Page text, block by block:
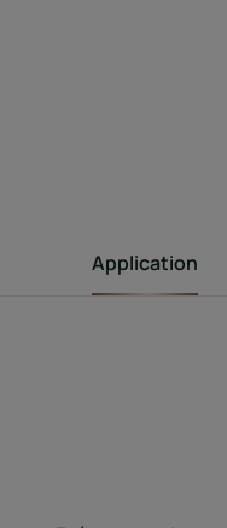
Application